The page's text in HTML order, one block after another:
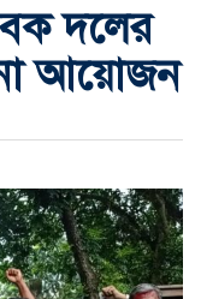
দলের
আয়োজন